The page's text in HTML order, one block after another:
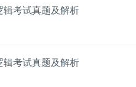
辑考试真题及解析
辑考试真题及解析